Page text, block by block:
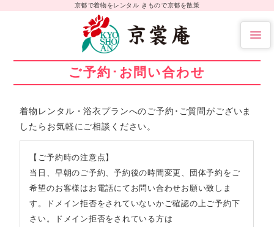
京都で着物をレンタル きもので京都を散策
ご予約･お問い合わせ
着物レンタル・浴衣プランへのご予約･ご質問がございま
したらお気軽にご相談ください。
【ご予約時の注意点】
当日、早朝のご予約、予約後の時間変更、団体予約をご
希望のお客様はお電話にてお問い合わせお願い致しま
す。ドメイン拒否をされていないかご確認の上ご予約下
さい。
ドメイン拒否をされている方は